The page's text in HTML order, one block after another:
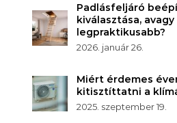
Padlásfeljáró
kiválasztása,
legpraktikusabb?
2026. január 26.
Miért érdemes
kitisztíttatni a
2025. szeptember 19.